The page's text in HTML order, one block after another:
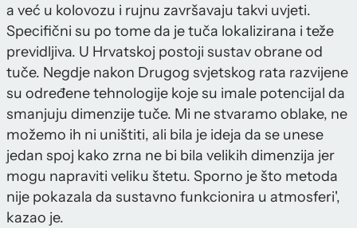
a već u kolovozu i rujnu završavaju takvi uvjeti.
Specifični su po tome da je tuča lokalizirana i teže
previdljiva. U Hrvatskoj postoji sustav obrane od
tuče. Negdje nakon Drugog svjetskog rata razvijene
su određene tehnologije koje su imale potencijal da
smanjuju dimenzije tuče. Mi ne stvaramo oblake, ne
možemo ih ni uništiti, ali bila je ideja da se unese
jedan spoj kako zrna ne bi bila velikih dimenzija jer
mogu napraviti veliku štetu. Sporno je što metoda
nije pokazala da sustavno funkcionira u atmosferi',
kazao je.